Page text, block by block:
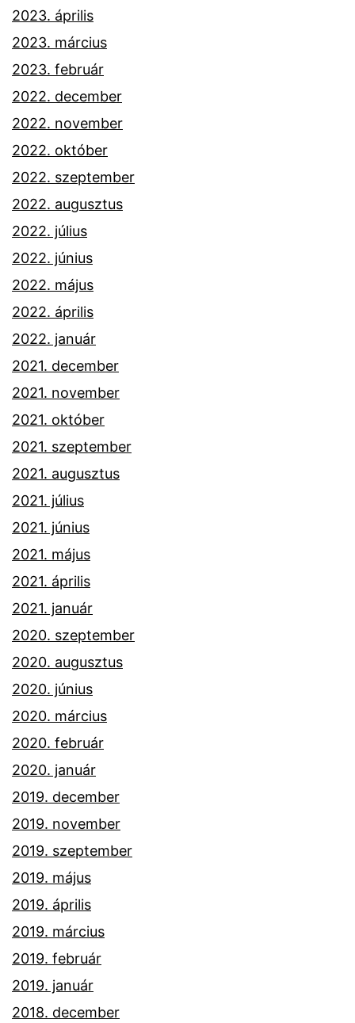
2023. április
2023. március
2023. február
2022. december
2022. november
2022. október
2022. szeptember
2022. augusztus
2022. július
2022. június
2022. május
2022. április
2022. január
2021. december
2021. november
2021. október
2021. szeptember
2021. augusztus
2021. július
2021. június
2021. május
2021. április
2021. január
2020. szeptember
2020. augusztus
2020. június
2020. március
2020. február
2020. január
2019. december
2019. november
2019. szeptember
2019. május
2019. április
2019. március
2019. február
2019. január
2018. december